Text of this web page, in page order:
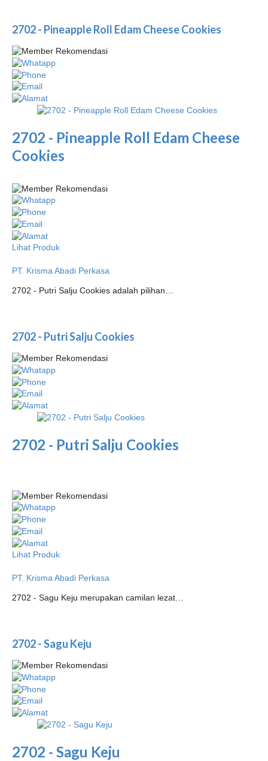
2702 - Pineapple Roll Edam Cheese Cookies
2702 - Pineapple Roll Edam Cheese
Cookies
Lihat Produk
PT. Krisma Abadi Perkasa
2702 - Putri Salju Cookies adalah pilihan…
2702 - Putri Salju Cookies
2702 - Putri Salju Cookies
Lihat Produk
PT. Krisma Abadi Perkasa
2702 - Sagu Keju merupakan camilan lezat…
2702 - Sagu Keju
2702 - Sagu Keju